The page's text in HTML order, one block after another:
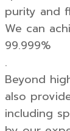
purity and
We can
99.999%
.
Beyond
also
including